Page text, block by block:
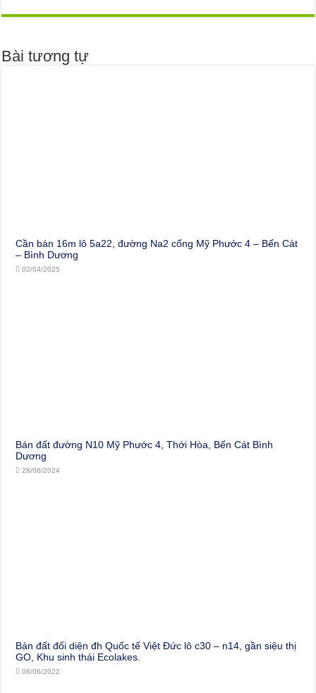
Bài tương tự
Cần bán 16m lô 5a22, đường Na2 cổng Mỹ Phước 4 – Bến Cát
– Bình Dương
02/04/2025
Bán đất đường N10 Mỹ Phước 4, Thới Hòa, Bến Cát Bình
Dương
28/06/2024
Bán đất đối diện đh Quốc tế Việt Đức lô c30 – n14, gần siệu thị
GO, Khu sinh thái Ecolakes.
06/06/2022